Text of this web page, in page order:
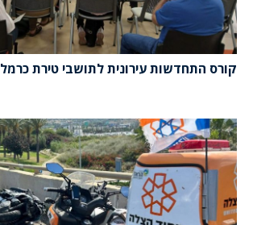
קורס התחדשות עירונית לתושבי טירת כרמל